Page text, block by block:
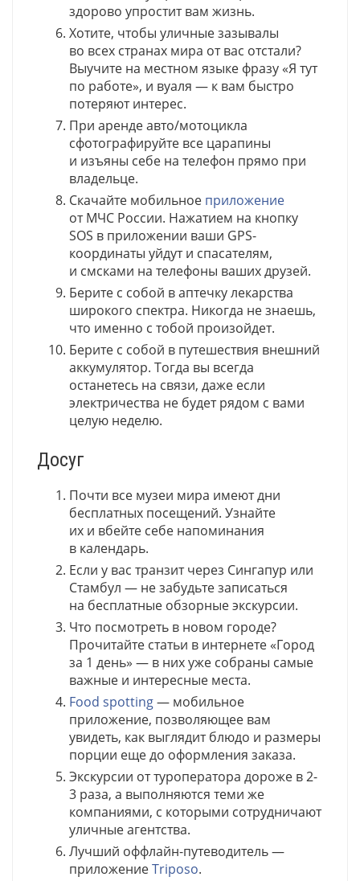
здорово упростит вам жизнь.
Хотите, чтобы уличные зазывалы
во всех странах мира от вас отстали?
Выучите на местном языке фразу «Я тут
по работе», и вуаля — к вам быстро
потеряют интерес.
При аренде авто/мотоцикла
сфотографируйте все царапины
и изъяны себе на телефон прямо при
владельце.
Скачайте мобильное приложение
от МЧС России. Нажатием на кнопку
SOS в приложении ваши GPS-
координаты уйдут и спасателям,
и смсками на телефоны ваших друзей.
Берите с собой в аптечку лекарства
широкого спектра. Никогда не знаешь,
что именно с тобой произойдет.
Берите с собой в путешествия внешний
аккумулятор. Тогда вы всегда
останетесь на связи, даже если
электричества не будет рядом с вами
целую неделю.
Досуг
Почти все музеи мира имеют дни
бесплатных посещений. Узнайте
их и вбейте себе напоминания
в календарь.
Если у вас транзит через Сингапур или
Стамбул — не забудьте записаться
на бесплатные обзорные экскурсии.
Что посмотреть в новом городе?
Прочитайте статьи в интернете «Город
за 1 день» — в них уже собраны самые
важные и интересные места.
Food spotting— мобильное
приложение, позволяющее вам
увидеть, как выглядит блюдо и размеры
порции еще до оформления заказа.
Экскурсии от туроператора дороже в 2-
3 раза, а выполняются теми же
компаниями, с которыми сотрудничают
уличные агентства.
Лучший оффлайн-путеводитель —
приложениеTriposo.